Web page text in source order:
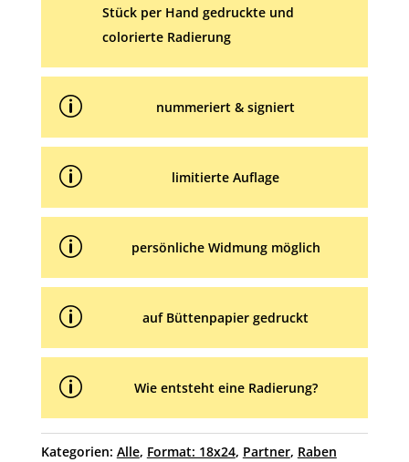
Stück per Hand gedruckte und
colorierte Radierung
p nummeriert & signiert
p limitierte Auflage
p persönliche Widmung möglich
p auf Büttenpapier gedruckt
p Wie entsteht eine Radierung?
Kategorien: Alle, Format: 18x24, Partner, Raben